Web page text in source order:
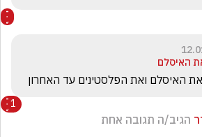
האיסלם
האיסלם ואת הפלסטינים עד האחרון
1
הגיב/ה תגובה אחת